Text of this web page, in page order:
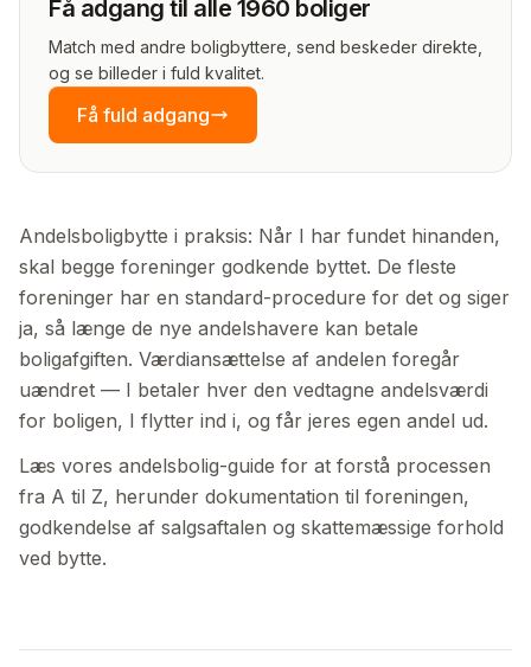
Få adgang til alle 1960 boliger
Match med andre boligbyttere, send beskeder direkte,
og se billeder i fuld kvalitet.
Få fuld adgang
Andelsboligbytte i praksis: Når I har fundet hinanden,
skal begge foreninger godkende byttet. De fleste
foreninger har en standard-procedure for det og siger
ja, så længe de nye andelshavere kan betale
boligafgiften. Værdiansættelse af andelen foregår
uændret — I betaler hver den vedtagne andelsværdi
for boligen, I flytter ind i, og får jeres egen andel ud.
Læs vores andelsbolig-guide for at forstå processen
fra A til Z, herunder dokumentation til foreningen,
godkendelse af salgsaftalen og skatte­mæssige forhold
ved bytte.